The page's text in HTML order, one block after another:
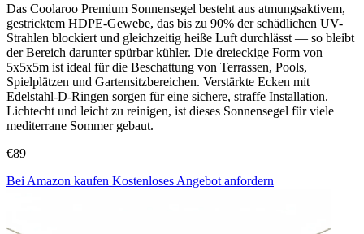
Das Coolaroo Premium Sonnensegel besteht aus atmungsaktivem,
gestricktem HDPE-Gewebe, das bis zu 90% der schädlichen UV-
Strahlen blockiert und gleichzeitig heiße Luft durchlässt — so bleibt
der Bereich darunter spürbar kühler. Die dreieckige Form von
5x5x5m ist ideal für die Beschattung von Terrassen, Pools,
Spielplätzen und Gartensitzbereichen. Verstärkte Ecken mit
Edelstahl-D-Ringen sorgen für eine sichere, straffe Installation.
Lichtecht und leicht zu reinigen, ist dieses Sonnensegel für viele
mediterrane Sommer gebaut.
€89
Bei Amazon kaufen Kostenloses Angebot anfordern